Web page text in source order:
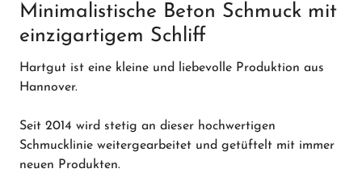
Gutscheine
Ladengeschäft
Minimalistische Beton Schmuck mit
einzigartigem Schliff
Hartgut ist eine kleine und liebevolle Produktion aus
Hannover.
Seit 2014 wird stetig an dieser hochwertigen
Schmucklinie weitergearbeitet und getüftelt mit immer
neuen Produkten.